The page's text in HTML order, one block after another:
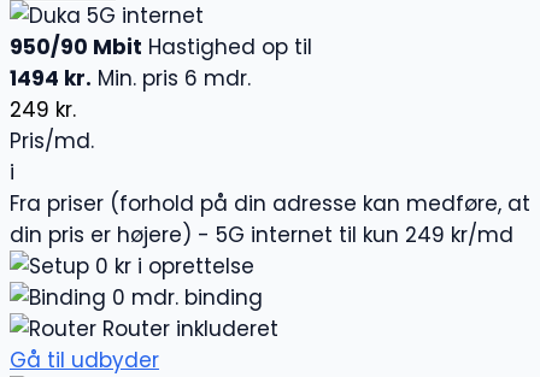
5G internet
950/90 Mbit Hastighed op til
1494 kr. Min. pris 6 mdr.
249 kr.
Pris/md.
i
Fra priser (forhold på din adresse kan medføre, at
din pris er højere) - 5G internet til kun 249 kr/md
0 kr i oprettelse
0 mdr. binding
Router inkluderet
Gå til udbyder